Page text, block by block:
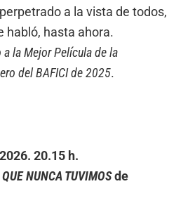
a la vista de todos,
habló, hasta ahora.
a la Mejor Película de la
del BAFICI de 2025.
20.15 h.
NUNCA TUVIMOSde